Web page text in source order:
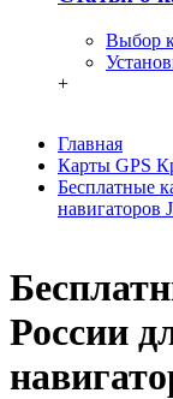
Выбор
+
Главная
Карты GPS
Бесплатные
навигаторов
России